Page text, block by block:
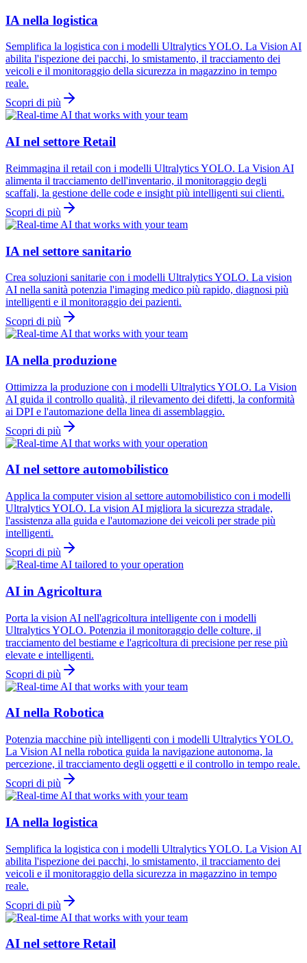
IA nella logistica
Semplifica la logistica con i modelli Ultralytics YOLO. La Vision AI
abilita l'ispezione dei pacchi, lo smistamento, il tracciamento dei
veicoli e il monitoraggio della sicurezza in magazzino in tempo
reale.
Scopri di più
AI nel settore Retail
Reimmagina il retail con i modelli Ultralytics YOLO. La Vision AI
alimenta il tracciamento dell'inventario, il monitoraggio degli
scaffali, la gestione delle code e insight più intelligenti sui clienti.
Scopri di più
IA nel settore sanitario
Crea soluzioni sanitarie con i modelli Ultralytics YOLO. La vision
AI nella sanità potenzia l'imaging medico più rapido, diagnosi più
intelligenti e il monitoraggio dei pazienti.
Scopri di più
IA nella produzione
Ottimizza la produzione con i modelli Ultralytics YOLO. La Vision
AI guida il controllo qualità, il rilevamento dei difetti, la conformità
ai DPI e l'automazione della linea di assemblaggio.
Scopri di più
AI nel settore automobilistico
Applica la computer vision al settore automobilistico con i modelli
Ultralytics YOLO. La vision AI migliora la sicurezza stradale,
l'assistenza alla guida e l'automazione dei veicoli per strade più
intelligenti.
Scopri di più
AI in Agricoltura
Porta la vision AI nell'agricoltura intelligente con i modelli
Ultralytics YOLO. Potenzia il monitoraggio delle colture, il
tracciamento del bestiame e l'agricoltura di precisione per rese più
elevate e intelligenti.
Scopri di più
AI nella Robotica
Potenzia macchine più intelligenti con i modelli Ultralytics YOLO.
La Vision AI nella robotica guida la navigazione autonoma, la
percezione, il tracciamento degli oggetti e il controllo in tempo reale.
Scopri di più
IA nella logistica
Semplifica la logistica con i modelli Ultralytics YOLO. La Vision AI
abilita l'ispezione dei pacchi, lo smistamento, il tracciamento dei
veicoli e il monitoraggio della sicurezza in magazzino in tempo
reale.
Scopri di più
AI nel settore Retail